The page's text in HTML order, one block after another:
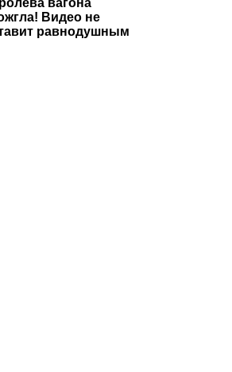
вагона
Видео не
равнодушным